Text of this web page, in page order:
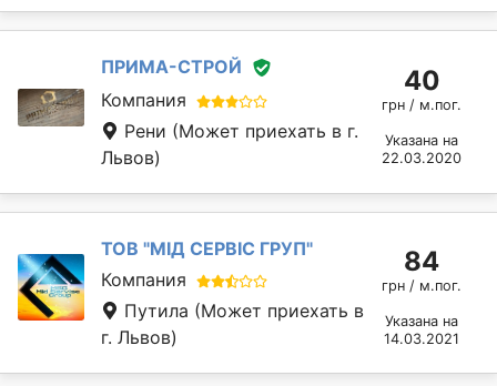
ПРИМА-СТРОЙ
Компания
Рени (Может приехать в г.
Львов)
40
грн / м.пог.
Указана на
22.03.2020
ТОВ "МІД СЕРВІС ГРУП"
Компания
Путила (Может приехать в
г. Львов)
84
грн / м.пог.
Указана на
14.03.2021